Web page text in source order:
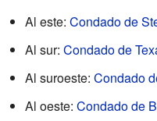
Al este: Condado de
Al sur: Condado de
Al suroeste: Condado
Al oeste: Condado de